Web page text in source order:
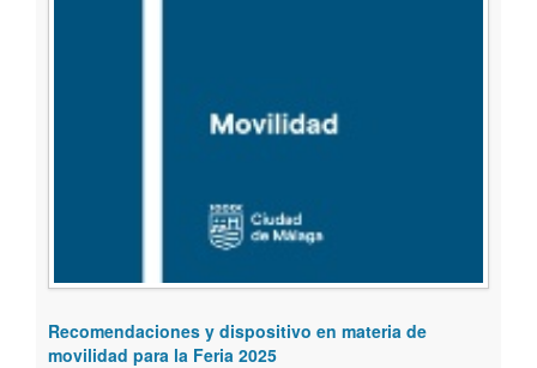
Recomendaciones y dispositivo en materia de
movilidad para la Feria 2025